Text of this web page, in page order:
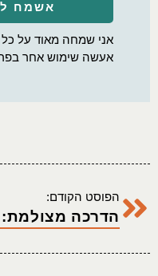
אשמח
אני שמחה מאוד על
אעשה שימוש אחר
הפוסט הקודם: